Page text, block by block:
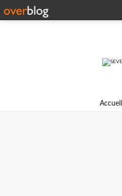
Accueil